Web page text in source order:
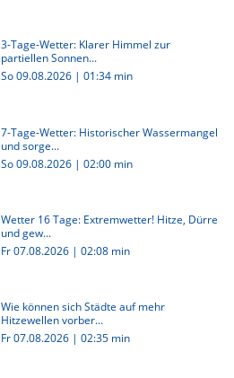
3-Tage-Wetter: Klarer Himmel zur
partiellen Sonnen...
So 09.08.2026 | 01:34 min
7-Tage-Wetter: Historischer Wassermangel
und sorge...
So 09.08.2026 | 02:00 min
Wetter 16 Tage: Extremwetter! Hitze, Dürre
und gew...
Fr 07.08.2026 | 02:08 min
Wie können sich Städte auf mehr
Hitzewellen vorber...
Fr 07.08.2026 | 02:35 min